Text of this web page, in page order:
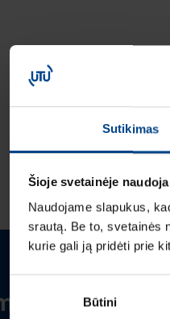
Sutikimas
Šioje svetainėje
Naudojame slapukus,
srautą. Be to, svetainės
kurie gali ją pridėti prie
pasirinkimas
Būtini
Susisiekite